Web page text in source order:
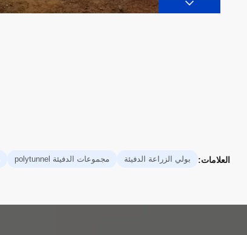
العلامات: بولي الزراعة الدفيئة مجموعات الدفيئة polytunnel